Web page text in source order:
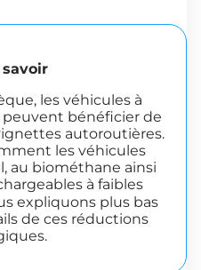
savoir
les véhicules à
bénéficier de
autoroutières.
les véhicules
au biométhane ainsi
à faibles
expliquons plus bas
de ces réductions